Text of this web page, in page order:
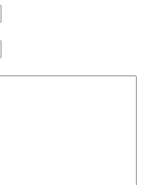
slash
MM